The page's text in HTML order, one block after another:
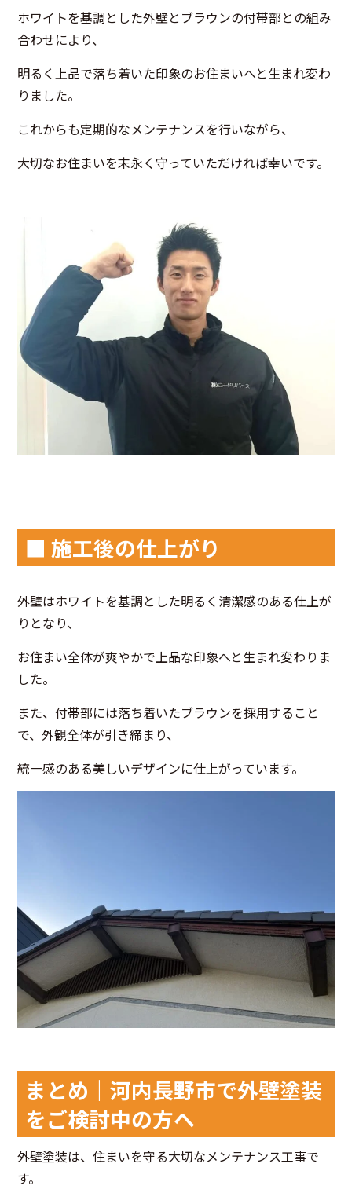
ホワイトを基調とした外壁とブラウンの付帯部との組み
合わせにより、
明るく上品で落ち着いた印象のお住まいへと生まれ変わ
りました。
これからも定期的なメンテナンスを行いながら、
大切なお住まいを末永く守っていただければ幸いです。
■ 施工後の仕上がり
外壁はホワイトを基調とした明るく清潔感のある仕上が
りとなり、
お住まい全体が爽やかで上品な印象へと生まれ変わりま
した。
また、付帯部には落ち着いたブラウンを採用すること
で、外観全体が引き締まり、
統一感のある美しいデザインに仕上がっています。
まとめ｜河内長野市で外壁塗装
をご検討中の方へ
外壁塗装は、住まいを守る大切なメンテナンス工事で
す。